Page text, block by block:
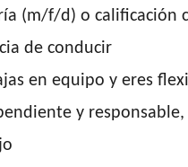
(m/f/d) o calificación
de conducir
en equipo y eres
y responsable,